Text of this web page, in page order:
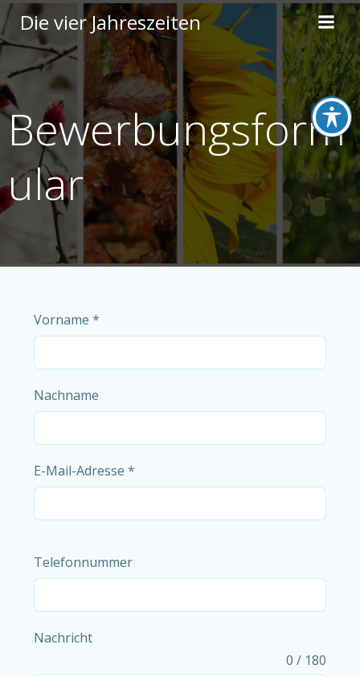
Zum
Inhalt
springen
Die vier Jahreszeiten
Bewerbungsform
ular
Vorname *
Nachname
E-Mail-Adresse *
Telefonnummer
Nachricht
0 / 180